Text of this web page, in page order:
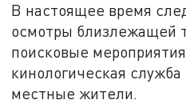
В настоящее время
осмотры близлежащей
поисковые
кинологическая
местные жители.